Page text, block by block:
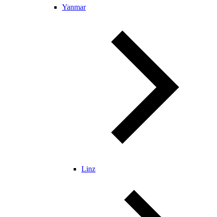
Yanmar
Linz